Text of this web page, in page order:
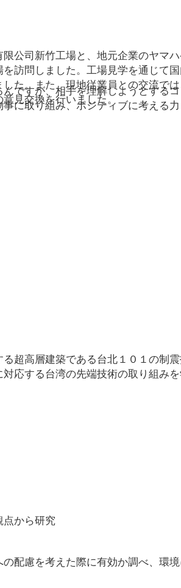
公司新竹工場と、地元企業のヤマ
訪問しました。工場見学を通じて
た。また、現地従業員との交流で
見交換を行いました。
ですが、相手を理解しようとする
に取り組み、ポジティブに考える
超高層建築である台北１０１の制
応する台湾の先端技術の取り組み
から研究
配慮を考えた際に有効か調べ、環